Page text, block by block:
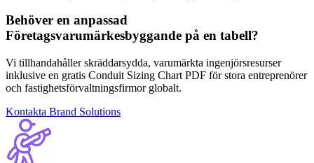
Behöver en anpassad
Företagsvarumärkesbyggande på en tabell?
Vi tillhandahåller skräddarsydda, varumärkta ingenjörsresurser
inklusive en gratis Conduit Sizing Chart PDF för stora entreprenörer
och fastighetsförvaltningsfirmor globalt.
Kontakta Brand Solutions